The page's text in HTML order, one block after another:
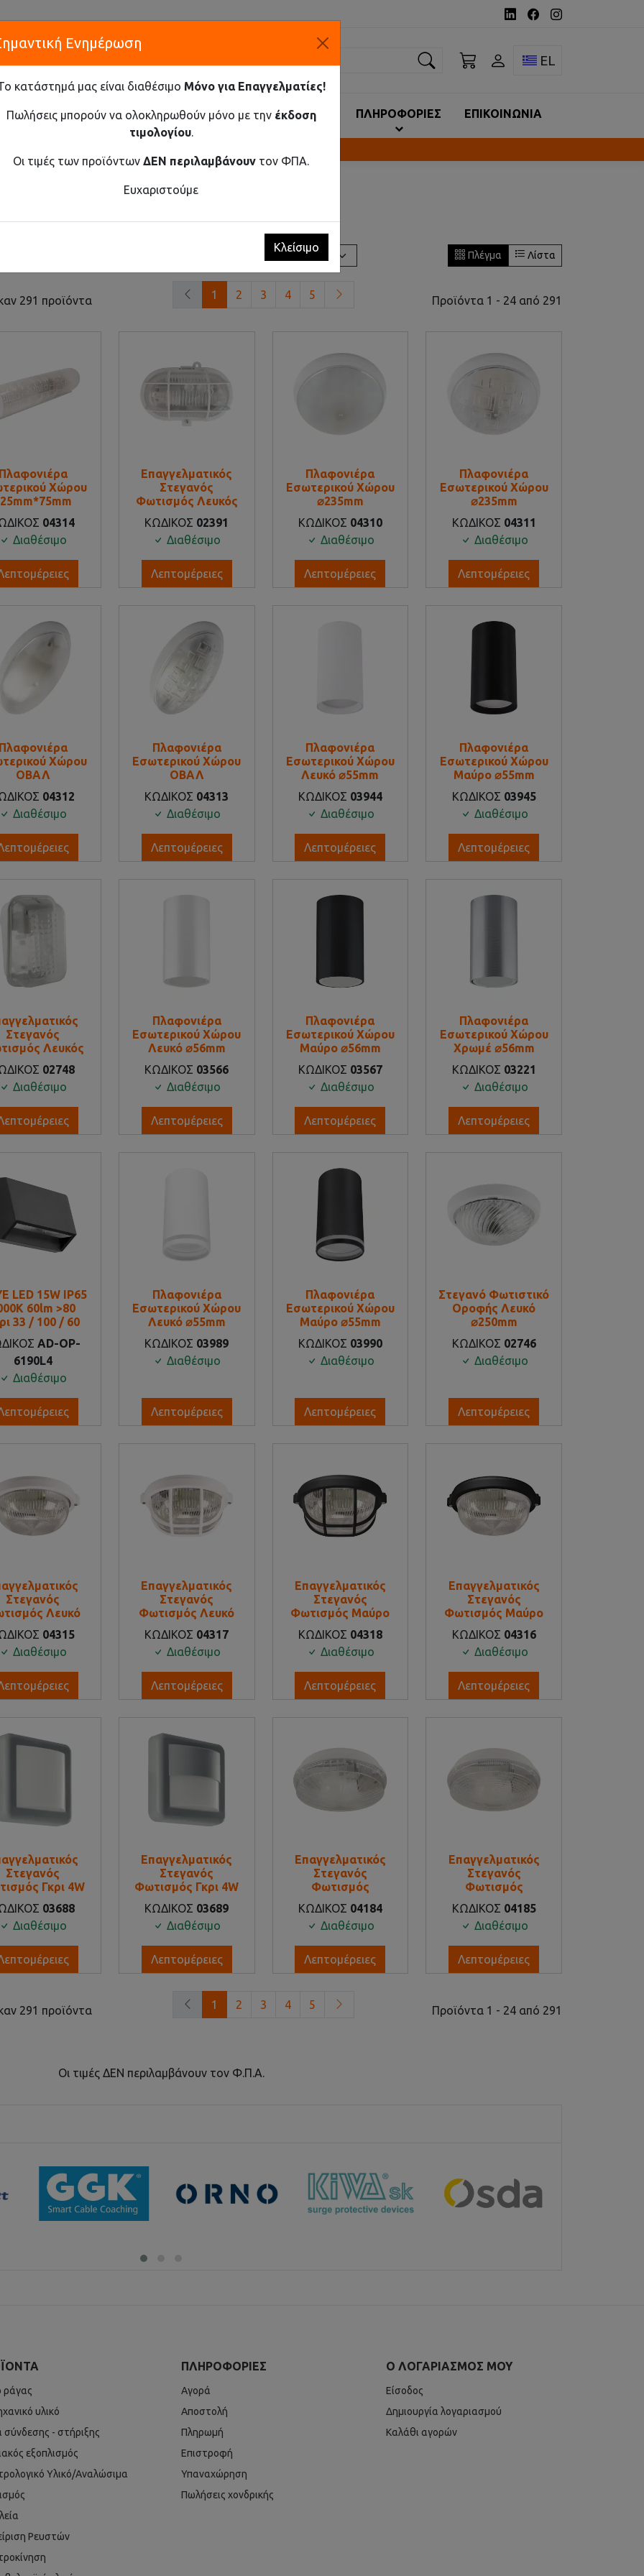
Toggle
EL
ΕΤΑΙΡΕΙΑ ΠΛΗΡΟΦΟΡΙΕΣ ΕΠΙΚΟΙΝΩΝΙΑ
Πλέγμα Λίστα
291 προϊόντα 1 2 3 4 5 Προϊόντα 1 - 24 από 291
Πλαφονιέρα
Χώρου
04314
Διαθέσιμο
Επαγγελματικός
Στεγανός
Φωτισμός Λευκός
ΚΩΔΙΚΟΣ 02391
Διαθέσιμο
Λεπτομέρειες
Πλαφονιέρα
Εσωτερικού Χώρου
⌀235mm
ΚΩΔΙΚΟΣ 04310
Διαθέσιμο
Λεπτομέρειες
Πλαφονιέρα
Εσωτερικού Χώρου
⌀235mm
ΚΩΔΙΚΟΣ 04311
Διαθέσιμο
Λεπτομέρειες
Πλαφονιέρα
Χώρου
ΟΒΑΛ
04312
Διαθέσιμο
Πλαφονιέρα
Εσωτερικού Χώρου
ΟΒΑΛ
ΚΩΔΙΚΟΣ 04313
Διαθέσιμο
Λεπτομέρειες
Πλαφονιέρα
Εσωτερικού Χώρου
Λευκό ⌀55mm
ΚΩΔΙΚΟΣ 03944
Διαθέσιμο
Λεπτομέρειες
Πλαφονιέρα
Εσωτερικού Χώρου
Μαύρο ⌀55mm
ΚΩΔΙΚΟΣ 03945
Διαθέσιμο
Λεπτομέρειες
Στεγανός
Λευκός
02748
Διαθέσιμο
Πλαφονιέρα
Εσωτερικού Χώρου
Λευκό ⌀56mm
ΚΩΔΙΚΟΣ 03566
Διαθέσιμο
Λεπτομέρειες
Πλαφονιέρα
Εσωτερικού Χώρου
Μαύρο ⌀56mm
ΚΩΔΙΚΟΣ 03567
Διαθέσιμο
Λεπτομέρειες
Πλαφονιέρα
Εσωτερικού Χώρου
Χρωμέ ⌀56mm
ΚΩΔΙΚΟΣ 03221
Διαθέσιμο
Λεπτομέρειες
LED 15W IP65
60lm >80
33 / 100 / 60
AD-OP-
6190L4
Διαθέσιμο
Πλαφονιέρα
Εσωτερικού Χώρου
Λευκό ⌀55mm
ΚΩΔΙΚΟΣ 03989
Διαθέσιμο
Λεπτομέρειες
Πλαφονιέρα
Εσωτερικού Χώρου
Μαύρο ⌀55mm
ΚΩΔΙΚΟΣ 03990
Διαθέσιμο
Λεπτομέρειες
Στεγανό Φωτιστικό
Οροφής Λευκό
⌀250mm
ΚΩΔΙΚΟΣ 02746
Διαθέσιμο
Λεπτομέρειες
Στεγανός
Λευκό
04315
Διαθέσιμο
Επαγγελματικός
Στεγανός
Φωτισμός Λευκό
ΚΩΔΙΚΟΣ 04317
Διαθέσιμο
Λεπτομέρειες
Επαγγελματικός
Στεγανός
Φωτισμός Μαύρο
ΚΩΔΙΚΟΣ 04318
Διαθέσιμο
Λεπτομέρειες
Επαγγελματικός
Στεγανός
Φωτισμός Μαύρο
ΚΩΔΙΚΟΣ 04316
Διαθέσιμο
Λεπτομέρειες
Στεγανός
Γκρι 4W
03688
Διαθέσιμο
Επαγγελματικός
Στεγανός
Φωτισμός Γκρι 4W
ΚΩΔΙΚΟΣ 03689
Διαθέσιμο
Λεπτομέρειες
Επαγγελματικός
Στεγανός
Φωτισμός
ΚΩΔΙΚΟΣ 04184
Διαθέσιμο
Λεπτομέρειες
Επαγγελματικός
Στεγανός
Φωτισμός
ΚΩΔΙΚΟΣ 04185
Διαθέσιμο
Λεπτομέρειες
291 προϊόντα 1 2 3 4 5 Προϊόντα 1 - 24 από 291
Οι τιμές ΔΕΝ περιλαμβάνουν τον Φ.Π.Α.
ράγας
υλικό
σύνδεσης - στήριξης
εξοπλισμός
Υλικό/Αναλώσιμα
Ρευστών
ΠΛΗΡΟΦΟΡΊΕΣ
Αγορά
Αποστολή
Πληρωμή
Επιστροφή
Υπαναχώρηση
Πωλήσεις χονδρικής
Ο ΛΟΓΑΡΙΑΣΜΌΣ ΜΟΥ
Είσοδος
Δημιουργία λογαριασμού
Καλάθι αγορών
Ενημέρωση
κατάστημά μας είναι διαθέσιμο Μόνο για Επαγγελματίες!
Πωλήσεις μπορούν να ολοκληρωθούν μόνο με την έκδοση
τιμολογίου.
Οι τιμές των προϊόντων ΔΕΝ περιλαμβάνουν τον ΦΠΑ.
Ευχαριστούμε
Κλείσιμο